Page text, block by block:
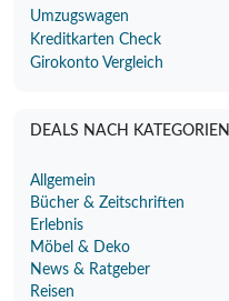
Umzugswagen
Kreditkarten Check
Girokonto Vergleich
DEALS NACH KATEGORIEN
Allgemein
Bücher & Zeitschriften
Erlebnis
Möbel & Deko
News & Ratgeber
Reisen